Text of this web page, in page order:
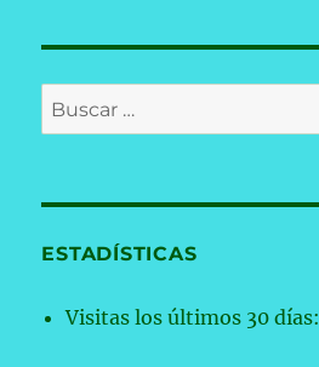
Buscar
por:
ESTADÍSTICAS
Visitas los últimos 30 días: